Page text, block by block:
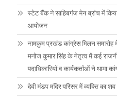
स्टेट बैंक ने साहिबगंज मेन ब्रांच में
आयोजन
नामकुम प्रखंड कांग्रेस मिलन समारोह
मनोज कुमार सिंह के नेतृत्व में कई
पदाधिकारियों व कार्यकर्ताओं ने थामा
देवी मंडप मंदिर परिसर में व्यक्ति का शव